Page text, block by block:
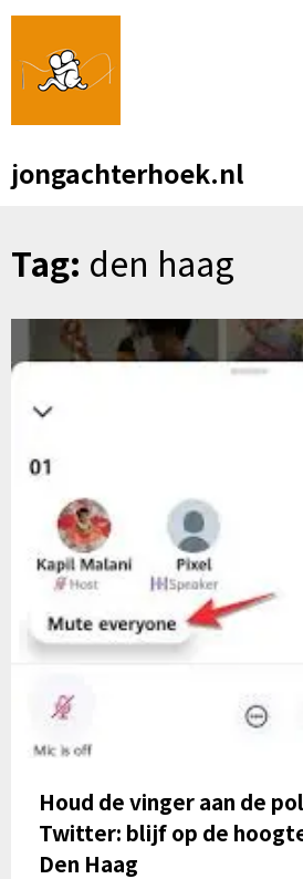
Skip
content
jongachterhoek.nl
Tag: den haag
Houd de vinger aan de
Twitter: blijf op de
Den Haag